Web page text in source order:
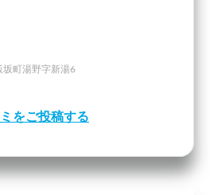
坂町湯野字新湯6
をご投稿する